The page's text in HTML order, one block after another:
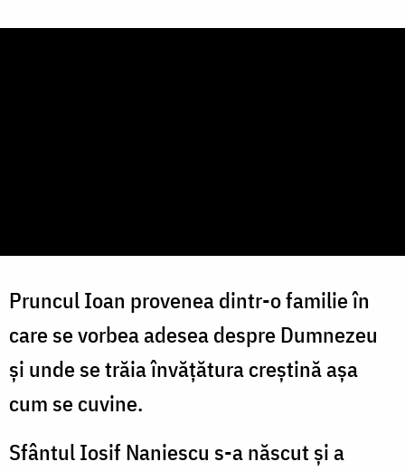
Pruncul Ioan provenea dintr-o familie în
care se vorbea adesea despre Dumnezeu
și unde se trăia învățătura creștină așa
cum se cuvine.
Sfântul Iosif Naniescu s-a născut și a